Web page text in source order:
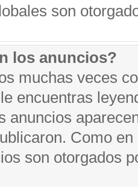
son
los anuncios?
muchas veces
encuentras
anuncios
Como
son otorgados